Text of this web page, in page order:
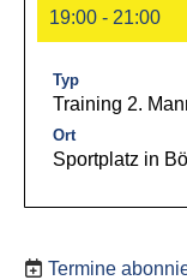
19:00 - 21:00
Typ
Training 2.
Ort
Sportplatz in
Termine